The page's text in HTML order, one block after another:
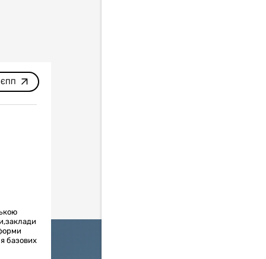
базових